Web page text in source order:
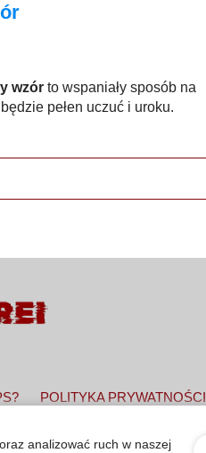
wzór to wspaniały sposób na
pełen uczuć i uroku.
POLITYKA PRYWATNOŚCI
prawa zastrzeżone.
analizować ruch w naszej